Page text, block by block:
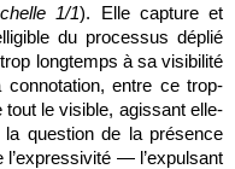
1/1). Elle capture et
du processus déplié
longtemps à sa visibilité
entre ce trop-
tout le visible, agissant elle-
question de la présence
— l’expulsant